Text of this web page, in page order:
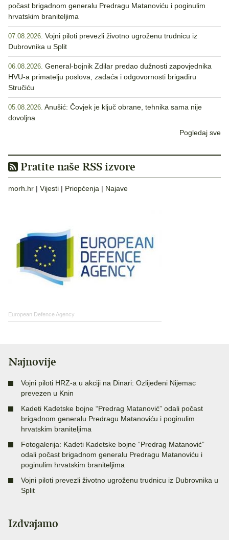
počast brigadnom generalu Predragu Matanoviću i poginulim
hrvatskim braniteljima
07.08.2026. Vojni piloti prevezli životno ugroženu trudnicu iz
Dubrovnika u Split
06.08.2026. General-bojnik Zdilar predao dužnosti zapovjednika
HVU-a primatelju poslova, zadaća i odgovornosti brigadiru
Stručiću
05.08.2026. Anušić: Čovjek je ključ obrane, tehnika sama nije
dovoljna
Pogledaj sve
Pratite naše RSS izvore
morh.hr | Vijesti | Priopćenja | Najave
European Defence Agency
Najnovije
Vojni piloti HRZ-a u akciji na Dinari: Ozlijeđeni Nijemac
prevezen u Knin
Kadeti Kadetske bojne “Predrag Matanović” odali počast
brigadnom generalu Predragu Matanoviću i poginulim
hrvatskim braniteljima
Fotogalerija: Kadeti Kadetske bojne “Predrag Matanović”
odali počast brigadnom generalu Predragu Matanoviću i
poginulim hrvatskim braniteljima
Vojni piloti prevezli životno ugroženu trudnicu iz Dubrovnika u
Split
Izdvajamo